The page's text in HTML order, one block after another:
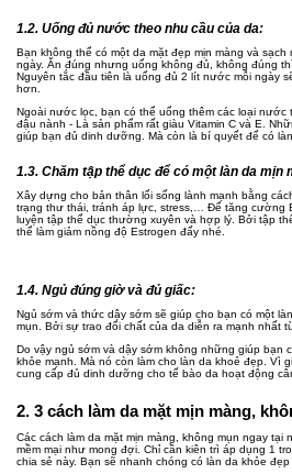
1.2. Uống đủ nước theo nhu cầu của da:
Bạn không thể có một da mặt đẹp mịn màng và
ngày. Ăn đúng nhưng uống không đủ, không đúng
Nguyên tắc đầu tiên là uống đủ 2 lít nước mỗi ngày
hơn.
Ngoài nước lọc, bạn có thể uống thêm các loại nước
đậu nành - Là sản phẩm rất giàu Vitamin C và E.
giúp bạn đủ dinh dưỡng. Mà còn là bí quyết để có
1.3. Chăm tập thể dục để có một làn da mịn
Xây dựng cho bản thân lối sống lành mạnh bằng
trạng thư thái, tránh áp lực, stress,… Để tăng cường
luyện tập thể dục thường xuyên và hợp lý. Bởi tập
thể làm giảm nồng độ Estrogen đấy nhé.
1.4. Ngủ đúng giờ và đủ giấc:
Ngủ sớm và thức dậy sớm sẽ giúp cho bạn có một
mụn. Bởi sự trao đổi chất của da diễn ra mạnh nhất
Do vậy ngủ sớm và dậy sớm không những giúp bạn
khỏe mạnh. Mà nó còn làm cho làn da khoẻ đẹp. Vì
cung cấp đủ dinh dưỡng cho tế bào da hoạt động
2. 3 cách làm da mặt mịn màng,
Các cách làm da mặt mịn màng, không mụn ngay tại
mềm mại như mong đợi. Chỉ cần kiên trì áp dụng 1
chia sẻ này. Bạn sẽ nhanh chóng có làn da khỏe đẹp